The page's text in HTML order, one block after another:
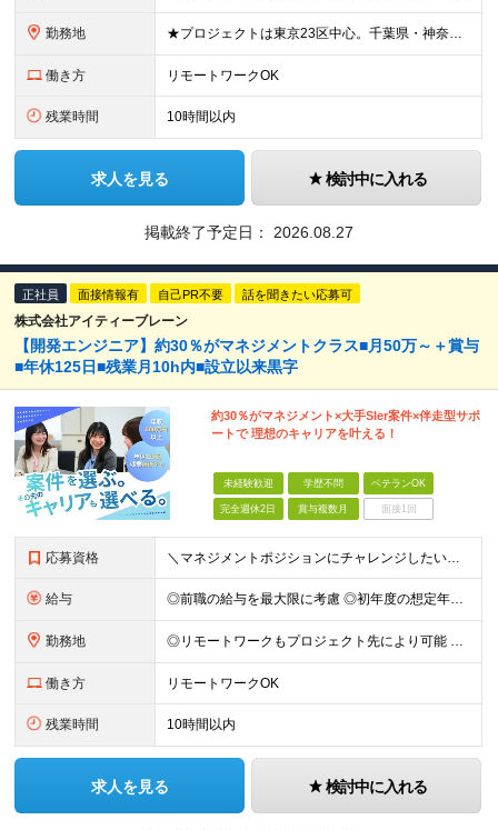
勤務地 ★プロジェクトは東京23区中心。千葉県・神奈川県・埼玉県もあり。 ★リモート勤務が可能なプロジェクトもあります。 ★転居を伴う転勤はありません。 【最初は研修からスタート】 ★未経験の場合は最初の3
働き方 リモートワークOK
残業時間 10時間以内
求人を見る 検討中に入れる
掲載終了予定日： 2026.08.27
正社員 面接情報有 自己PR不要 話を聞きたい応募可
株式会社アイティーブレーン
【開発エンジニア】約30％がマネジメントクラス■月50万～＋賞与
■年休125日■残業月10h内■設立以来黒字
約30％がマネジメント×大手SIer案件×伴走型サポ
ートで 理想のキャリアを叶える！
未経験歓迎 学歴不問 ベテランOK
完全週休2日 賞与複数月 面接1回
応募資格 ＼マネジメントポジションにチャレンジしたい方歓迎／ ■学歴不問 ■エンジニアとしての開発経験3年以上 ～こんな方にピッタリです！～ ■今よりスキルを磨きたい方 ■安心して長く働ける環境を求めている方
給与 ◎前職の給与を最大限に考慮 ◎初年度の想定年収：400万円～！500万円スタートも可 ■月給32万円〜40万円＋賞与＋通勤交通費 ※経験・スキルを考慮のうえ、決定します ※試用期間6ヶ月間あり（期間
勤務地 ◎リモートワークもプロジェクト先により可能 ◎転居を伴う転勤なし 本社もしくはプロジェクト先にて勤務となります。 ※プロジェクト先は9割が東京23区内 ※その他東京市内や神奈川エリアで勤務いただく
働き方 リモートワークOK
残業時間 10時間以内
求人を見る 検討中に入れる